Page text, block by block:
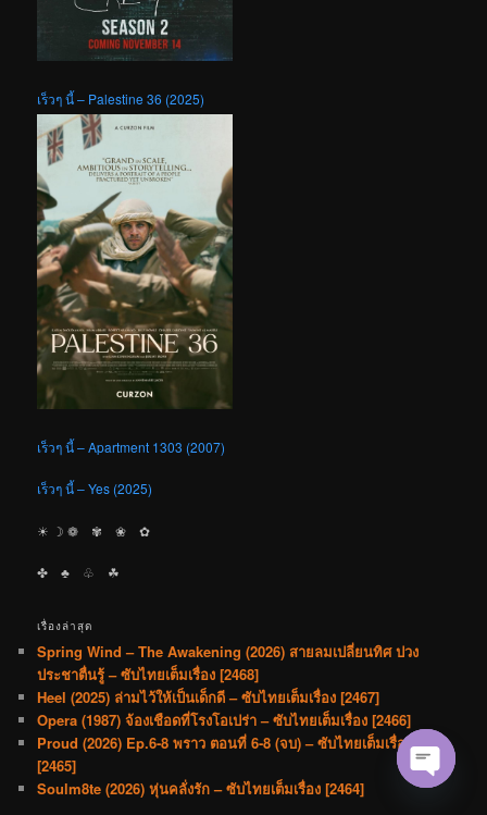
เร็วๆ นี้ – Palestine 36 (2025)
เร็วๆ นี้ – Apartment 1303 (2007)
เร็วๆ นี้ – Yes (2025)
☀︎ ☽ ❁ ✾ ❀ ✿
✤ ♣︎ ♧ ☘︎
เรื่องล่าสุด
Spring Wind – The Awakening (2026) สายลมเปลี่ยนทิศ ปวง
ประชาตื่นรู้ – ซับไทยเต็มเรื่อง [2468]
Heel (2025) ล่ามไว้ให้เป็นเด็กดี – ซับไทยเต็มเรื่อง [2467]
Opera (1987) จ้องเชือดที่โรงโอเปร่า – ซับไทยเต็มเรื่อง [2466]
Proud (2026) Ep.6-8 พราว ตอนที่ 6-8 (จบ) – ซับไทยเต็มเรื่อง
[2465]
Soulm8te (2026) หุ่นคลั่งรัก – ซับไทยเต็มเรื่อง [2464]